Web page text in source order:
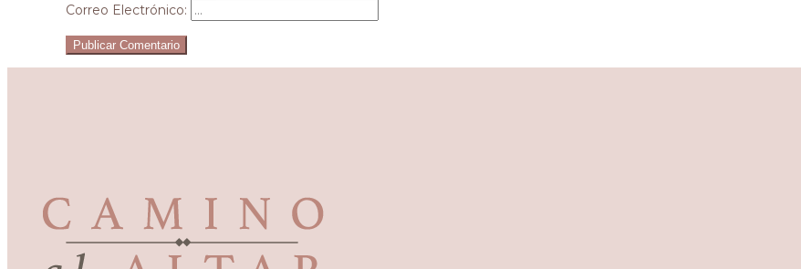
Correo Electrónico:
Publicar Comentario